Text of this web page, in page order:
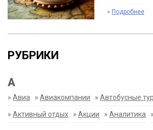
» Подробнее
РУБРИКИ
А
» Авиа » Авиакомпании » Автобусные
» Активный отдых » Акции » Аналитика »